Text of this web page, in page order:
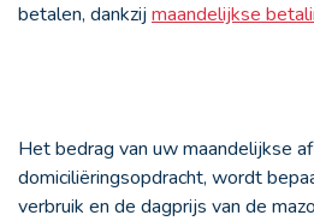
betalen, dankzij maandelijkse
Het bedrag van uw maandelijkse
domiciliëringsopdracht, wordt
verbruik en de dagprijs van de